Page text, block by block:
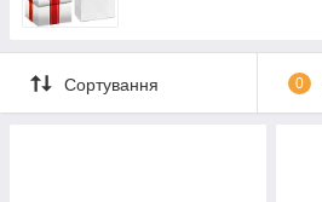
Сортування 0